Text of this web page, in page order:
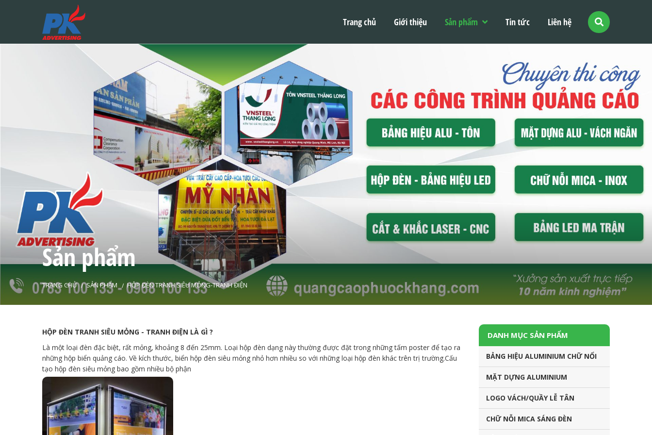
Trang chủ Giới thiệu Sản phẩm Tin tức Liên hệ
Sản phẩm
TRANG CHỦ SẢN PHẨM HỘP ĐÈN TRANH SIÊU MỎNG-TRANH ĐIỆN
DANH MỤC SẢN PHẨM
BẢNG HIỆU ALUMINIUM CHỮ NỔI
MẶT DỰNG ALUMINIUM
LOGO VÁCH/QUẦY LỄ TÂN
CHỮ NỖI MICA SÁNG ĐÈN
HỘP ĐÈN TRANH SIÊU MỎNG - TRANH ĐIỆN LÀ GÌ ?
Là một loại đèn đặc biệt, rất mỏng, khoảng 8 đến 25mm. Loại hộp đèn dạng này thường được đặt trong những tấm poster để tạo ra
những hộp biển quảng cáo. Về kích thước, biển hộp đèn siêu mỏng nhỏ hơn nhiều so với những loại hộp đèn khác trên trị trường.Cấu
tạo hộp đèn siêu mỏng bao gồm nhiều bộ phận